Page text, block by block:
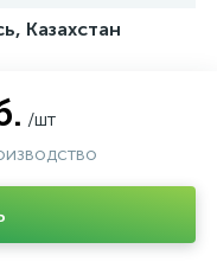
Казахстан
/шт